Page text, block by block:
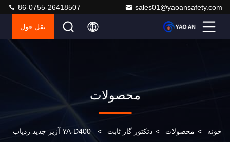
sales01@yaoansafety.com
86-0755-26418507
نقل قول
محصولات
خونه > محصولات > دتکتور گاز ثابت > YA-D400 آژیر جدید ردیاب